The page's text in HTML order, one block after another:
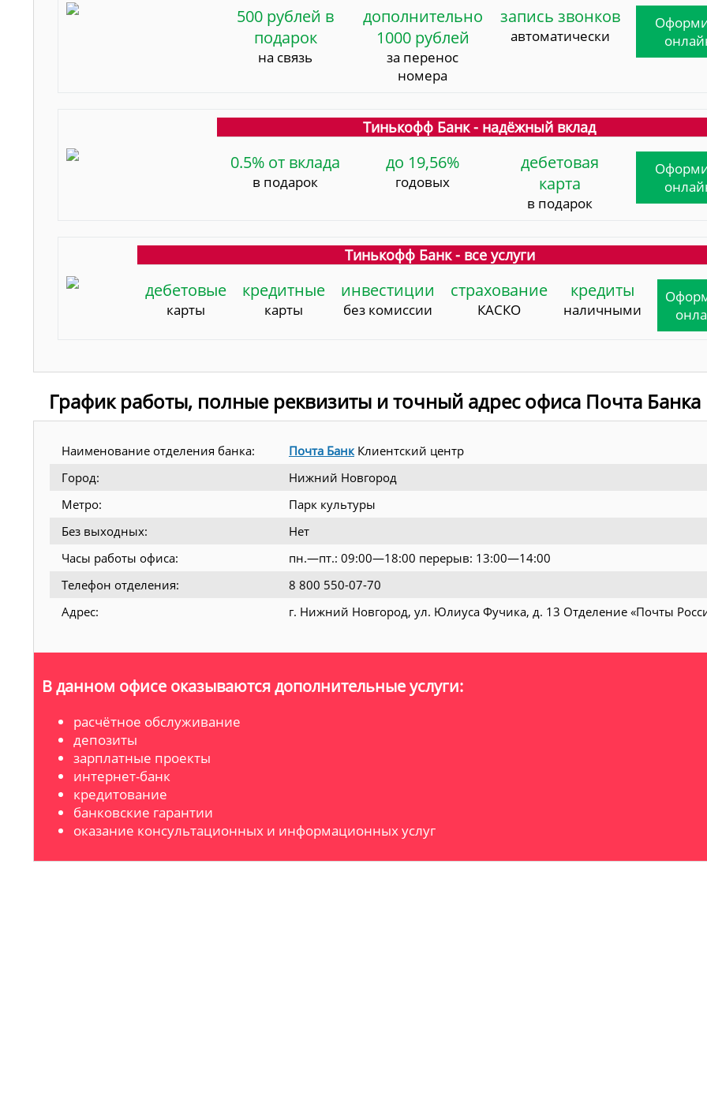
500 рублей в
подарок
на связь
дополнительно
1000 рублей
за перенос
номера
запись звонков
автоматически
Тинькофф Банк - надёжный вклад
0.5% от вклада
в подарок
до 19,56%
годовых
дебетовая
карта
в подарок
Тинькофф Банк - все услуги
дебетовые
карты
кредитные
карты
инвестиции
без комиссии
страхование
КАСКО
кредиты
наличными
График работы, полные реквизиты и точный адрес офиса Почта Банка
Наименование отделения банка: Почта Банк Клиентский центр
Город:
Нижний Новгород
Метро:
Парк культуры
Без выходных:
Нет
Часы работы офиса:
пн.—пт.: 09:00—18:00 перерыв: 13:00—14:00
Телефон отделения:
8 800 550-07-70
Адрес:
г. Нижний Новгород, ул. Юлиуса Фучика, д. 13 Отделение «Почты
В данном офисе оказываются дополнительные услуги:
расчётное обслуживание
депозиты
зарплатные проекты
интернет-банк
кредитование
банковские гарантии
оказание консультационных и информационных услуг